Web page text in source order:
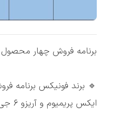
برنامه فروش چهار
ایکس پریمیوم و آریزو ۶ جی تی را با شرایط تحویل ۶۰ الی ۹۰ روزه اعلام کرد که به شرح ذیل است: